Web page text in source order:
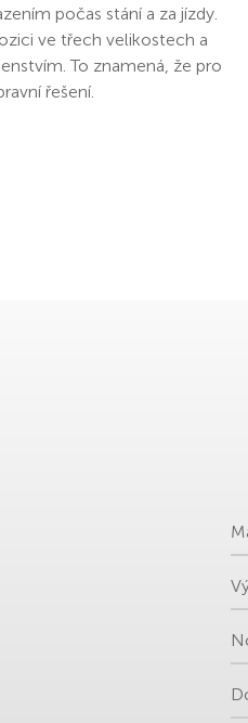
počas stání a za jízdy.
ve třech velikostech a
To znamená, že pro
řešení.